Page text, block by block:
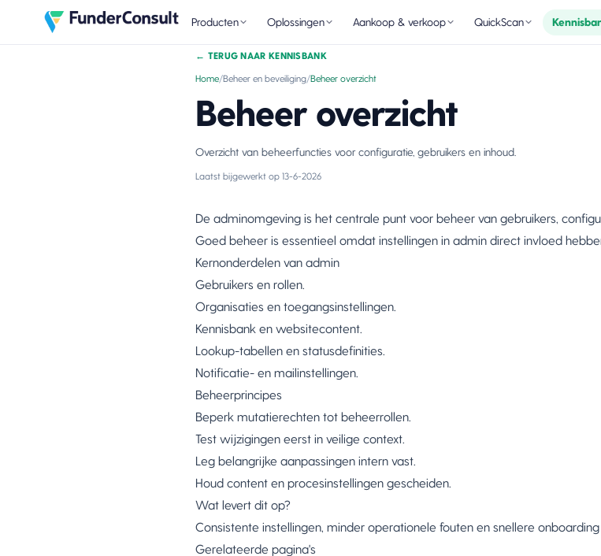
Producten Oplossingen Aankoop & verkoop QuickScan
← TERUG NAAR KENNISBANK
Home/Beheer en beveiliging/Beheer overzicht
Beheer overzicht
Overzicht van beheerfuncties voor configuratie, gebruikers en inhoud.
Laatst bijgewerkt op 13-6-2026
De adminomgeving is het centrale punt voor beheer van gebruikers,
Goed beheer is essentieel omdat instellingen in admin direct invloed
Kernonderdelen van admin
Gebruikers en rollen.
Organisaties en toegangsinstellingen.
Kennisbank en websitecontent.
Lookup-tabellen en statusdefinities.
Notificatie- en mailinstellingen.
Beheerprincipes
Beperk mutatierechten tot beheerrollen.
Test wijzigingen eerst in veilige context.
Leg belangrijke aanpassingen intern vast.
Houd content en procesinstellingen gescheiden.
Wat levert dit op?
Consistente instellingen, minder operationele fouten en snellere
Gerelateerde pagina's